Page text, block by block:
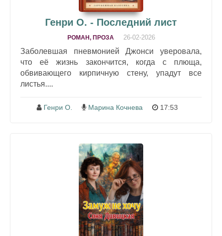
Генри О. - Последний лист
РОМАН, ПРОЗА 26-02-2026
Заболевшая пневмонией Джонси уверовала,
что её жизнь закончится, когда с плюща,
обвивающего кирпичную стену, упадут все
листья....
Генри О. Марина Кочнева 17:53